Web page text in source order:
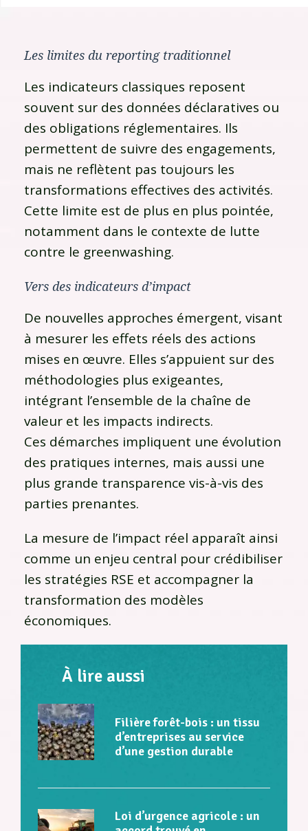
Les limites du reporting traditionnel
Les indicateurs classiques reposent
souvent sur des données déclaratives ou
des obligations réglementaires. Ils
permettent de suivre des engagements,
mais ne reflètent pas toujours les
transformations effectives des activités.
Cette limite est de plus en plus pointée,
notamment dans le contexte de lutte
contre le greenwashing.
Vers des indicateurs d’impact
De nouvelles approches émergent, visant
à mesurer les effets réels des actions
mises en œuvre. Elles s’appuient sur des
méthodologies plus exigeantes,
intégrant l’ensemble de la chaîne de
valeur et les impacts indirects.
Ces démarches impliquent une évolution
des pratiques internes, mais aussi une
plus grande transparence vis-à-vis des
parties prenantes.
La mesure de l’impact réel apparaît ainsi
comme un enjeu central pour crédibiliser
les stratégies RSE et accompagner la
transformation des modèles
économiques.
À lire aussi
Filière forêt-bois : un tissu
d’entreprises au service
d’une gestion durable
Loi d’urgence agricole : un